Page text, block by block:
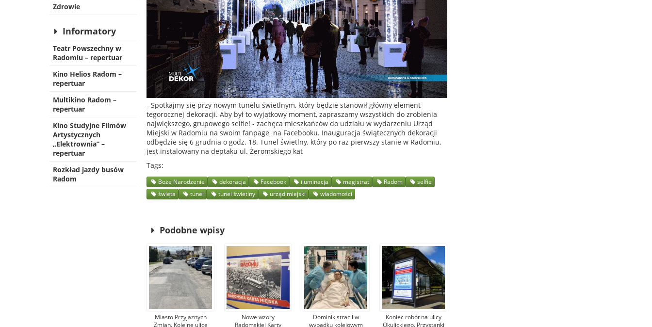
Zdrowie
Informatory
Teatr Powszechny w
Radomiu – repertuar
Kino Helios Radom –
repertuar
Multikino Radom –
repertuar
Kino Studyjne Filmów
Artystycznych
„Elektrownia” –
repertuar
Rozkład jazdy busów
Radom
- Spotkajmy się przy nowym tunelu świetlnym, który będzie stanowił główny element
tegorocznej dekoracji. Aby był to wyjątkowy moment, zapraszamy wszystkich do zrobienia
największego, grupowego selfie! - zachęca mieszkańców do udziału w wydarzeniu Urząd
Miejski w Radomiu na swoim fanpage na Facebooku. Inauguracja świątecznych dekoracji
odbędzie się 6 grudnia o godz. 18. Tunel świetlny, który po raz pierwszy stanie w Radomiu,
jest instalowany na deptaku ul. Żeromskiego kat
Tags
Boże Narodzenie dekoracja Facebook iluminacja magistrat Radom
selfie
święta
tunel tunel świetlny urząd miejski wiadomości
Podobne wpisy
Miasto Przyjaznych
Zmian. Kolejne ulice
Nowe wzory
Radomskiej Karty
Dominik stracił w
wypadku kolejowym
Koniec robót na ulicy
Okulickiego. Przystanki